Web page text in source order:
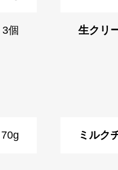
3個 生クリ
70g ミルク